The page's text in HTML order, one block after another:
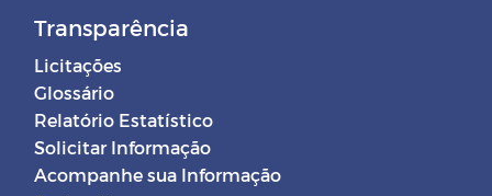
Transparência
Licitações
Glossário
Relatório Estatístico
Solicitar Informação
Acompanhe sua Informação